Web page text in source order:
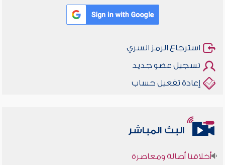
استرجاع الرمز السري
تسجيل عضو جديد
إعادة تفعيل حساب
البث المباشر